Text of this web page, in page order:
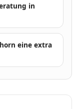
in
eine extra